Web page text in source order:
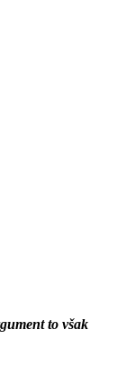
to však